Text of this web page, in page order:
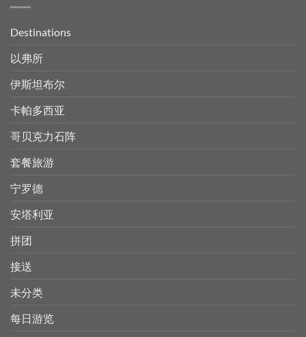
Destinations
以弗所
伊斯坦布尔
卡帕多西亚
哥贝克力石阵
套餐旅游
宁罗德
安塔利亚
拼团
接送
未分类
每日游览